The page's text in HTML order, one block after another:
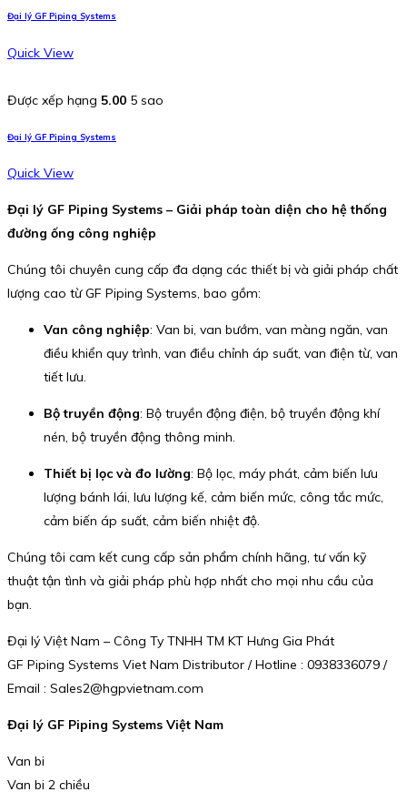
Đại lý GF Piping Systems
Quick View
Được xếp hạng 5.00 5 sao
Đại lý GF Piping Systems
Quick View
Đại lý GF Piping Systems – Giải pháp toàn diện cho hệ thống
đường ống công nghiệp
Chúng tôi chuyên cung cấp đa dạng các thiết bị và giải pháp chất
lượng cao từ GF Piping Systems, bao gồm:
Van công nghiệp: Van bi, van bướm, van màng ngăn, van
điều khiển quy trình, van điều chỉnh áp suất, van điện từ, van
tiết lưu.
Bộ truyền động: Bộ truyền động điện, bộ truyền động khí
nén, bộ truyền động thông minh.
Thiết bị lọc và đo lường: Bộ lọc, máy phát, cảm biến lưu
lượng bánh lái, lưu lượng kế, cảm biến mức, công tắc mức,
cảm biến áp suất, cảm biến nhiệt độ.
Chúng tôi cam kết cung cấp sản phẩm chính hãng, tư vấn kỹ
thuật tận tình và giải pháp phù hợp nhất cho mọi nhu cầu của
bạn.
Đại lý Việt Nam – Công Ty TNHH TM KT Hưng Gia Phát
GF Piping Systems Viet Nam Distributor / Hotline : 0938336079 /
Email : Sales2@hgpvietnam.com
Đại lý GF Piping Systems Việt Nam
Van bi
Van bi 2 chiều